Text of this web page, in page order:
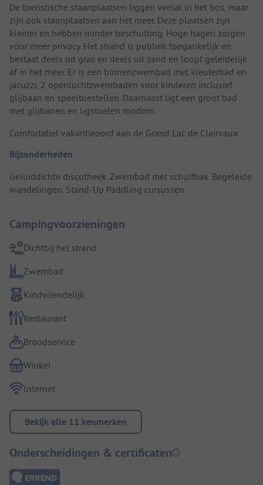
De toeristische staanplaatsen liggen veelal in het bos, maar
zijn ook staanplaatsen aan het meer. Deze plaatsen zijn
kleiner en hebben minder beschutting. Hoge hagen zorgen
voor meer privacy. Het strand is publiek toegankelijk en
bestaat deels uit gras en deels uit zand en loopt geleidelijk
af in het meer. Er is een binnenzwembad met kleuterbad en
jacuzzi, 2 openluchtzwembaden voor kinderen inclusief
glijbaan en speeltoestellen. Daarnaast ligt een groot bad
met glijbanen en ligstoelen rondom.
Comfortabel vakantieoord aan de Grand Lac de Clairvaux.
Bijzonderheden
Geluiddichte discotheek. Zwembad met schuifbak. Begeleide
wandelingen. Stand-Up Paddling cursussen.
Campingvoorzieningen
Dichtbij het strand
Zwembad
Kindvriendelijk
Restaurant
Broodservice
Winkel
Internet
Bekijk alle 11 kenmerken
Onderscheidingen & certificaten